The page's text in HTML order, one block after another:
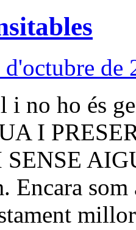
d'octubre de
i no ho és
I
Encara